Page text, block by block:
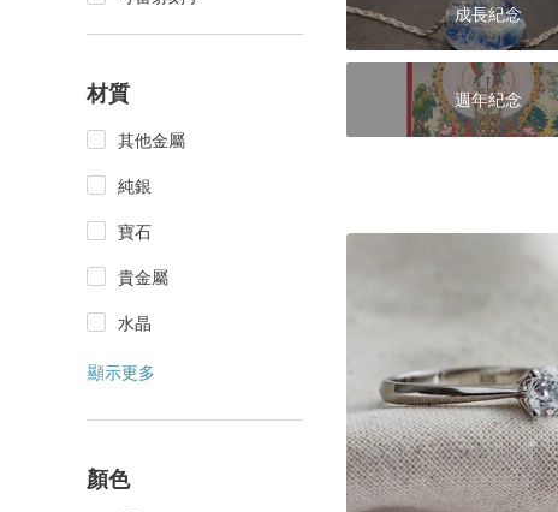
材質
其他金屬
純銀
寶石
貴金屬
水晶
顯示更多
顏色
成長紀念
週年紀念